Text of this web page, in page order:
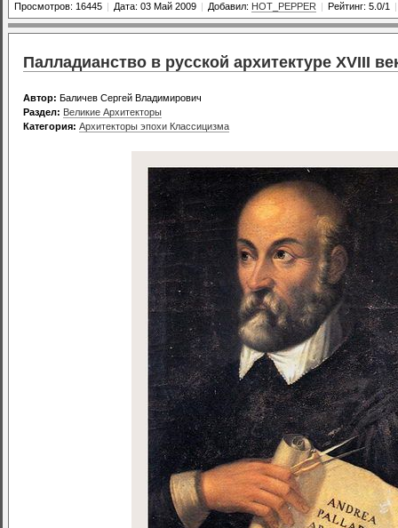
Просмотров: 16445 | Дата: 03 Май 2009 | Добавил: HOT_PEPPER | Рейтинг: 5.0/1 |
Палладианство в русской архитектуре XVIII
Автор: Баличев Сергей Владимирович
Раздел: Великие Архитекторы
Категория: Архитекторы эпохи Классицизма